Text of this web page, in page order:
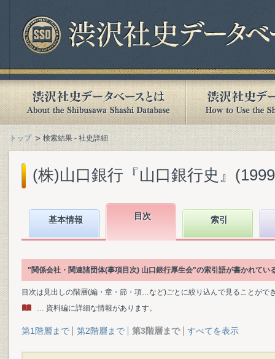
トップ 検索結果 - 社史詳細
(株)山口銀行『山口銀行史』
基本情報 目次 索引
"関係会社・関連諸団体(事項目次) 山口銀行厚生会"の索引語が書かれてい
目次は見出しの階層(編・章・節・項…など)ごとに絞り込んで見ることがで
… 資料編に詳細な情報があります。
第1階層まで 第2階層まで 第3階層まで すべてを表示